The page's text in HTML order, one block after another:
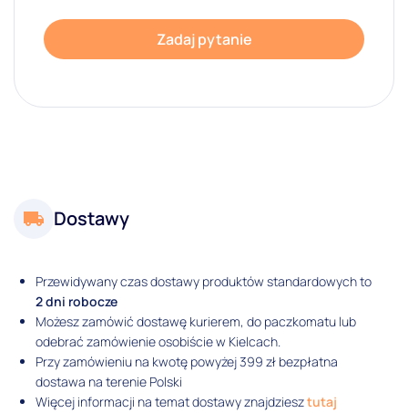
Zadaj pytanie
Dostawy
Przewidywany czas dostawy produktów standardowych to
2 dni robocze
Możesz zamówić dostawę kurierem, do paczkomatu lub
odebrać zamówienie osobiście w Kielcach.
Przy zamówieniu na kwotę powyżej 399 zł bezpłatna
dostawa na terenie Polski
Więcej informacji na temat dostawy znajdziesztutaj